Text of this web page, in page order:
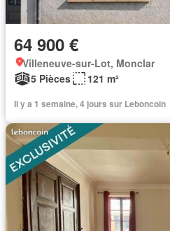
64 900 €
Villeneuve-sur-Lot, Monclar
5 Pièces
121 m²
Il y a 1 semaine, 4 jours sur Leboncoin